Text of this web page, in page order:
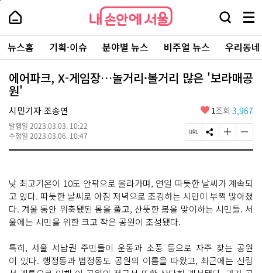
본
로
가
내
손
안
에
서
울
-
서
울
시
대
표
소
통
포
내
손
에
울
검
창
열
기
메
뉴
전
체
보
기
주
요
서
뉴스홈 기획·이슈 분야별 뉴스 비주얼 뉴스 우리동
에어파크, X-게임장…놀거리·볼거리 많은 '보라매공
원'
시민기자 조송연
발행일 2023.03.03. 10:22
수정일 2023.03.06. 10:47
좋
요
1조회 3,967
페
이
R
L
복
사
S
N
유
하
기
글
자
크
게
변
경
하
글
자
작
게
변
경
하
낮 최고기온이 10도 안팎으로 올라가며, 연일 따듯한 날씨가 계속되
고 있다. 따듯한 날씨로 아침 저녁으로 조깅하는 시민이 부쩍 많아졌
다. 겨울 동안 위축됐된 몸을 풀고, 산뜻한 봄을 맞이하는 시민들. 서
울에는 시민을 위한 크고 작은 공원이 조성됐다.
특히, 서울 서남권 주민들이 운동과 소풍 등으로 자주 찾는 공원
이 있다. 행정동과 법정동도 공원의 이름을 따왔고, 최근에는 신림
페
상
단
로